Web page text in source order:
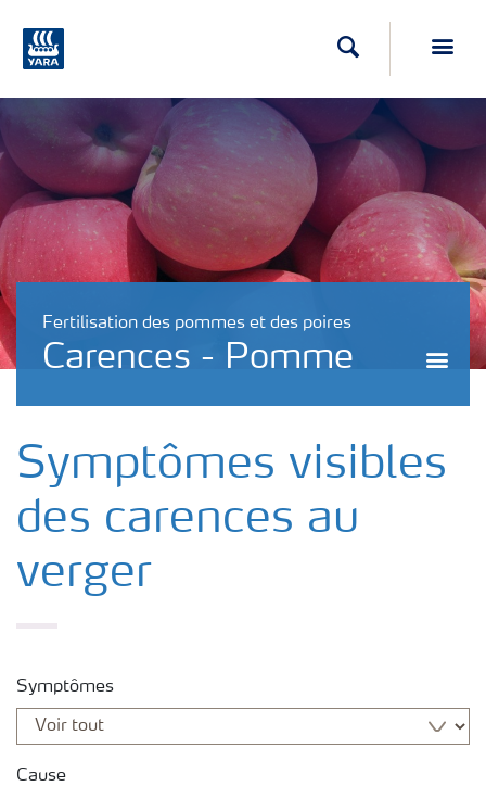
Recherche
Fertilisation des pommes et des poires
Carences - Pomme
Symptômes visibles
des carences au
verger
Symptômes
Cause